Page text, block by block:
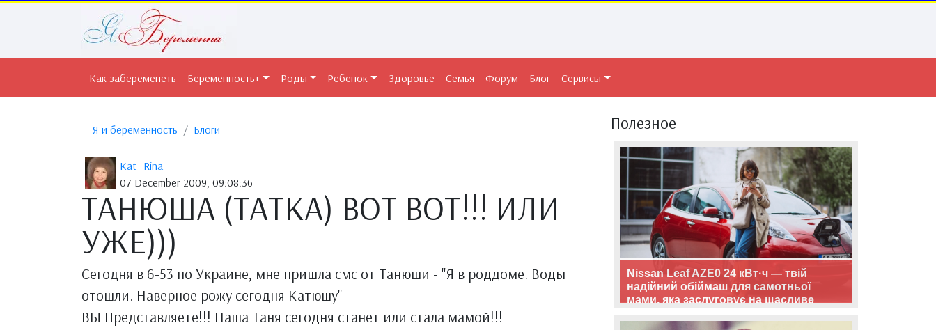
Как забеременеть Беременность+ Роды Ребенок Здоровье Семья Форум Блог Сервисы
Я и беременность Блоги
Kat_Rina
07 December 2009, 09:08:36
ТАНЮША (ТАТКА) ВОТ ВОТ!!! ИЛИ
УЖЕ)))
Сегодня в 6-53 по Украине, мне пришла смс от Танюши - "Я в роддоме. Воды
отошли. Наверное рожу сегодня Катюшу"
ВЫ Представляете!!! Наша Таня сегодня станет или стала мамой!!!
Полезное
Nissan Leaf AZE0 24 кВт·ч — твій
надійний обіймаш для самотньої
мами, яка заслуговує на щасливе